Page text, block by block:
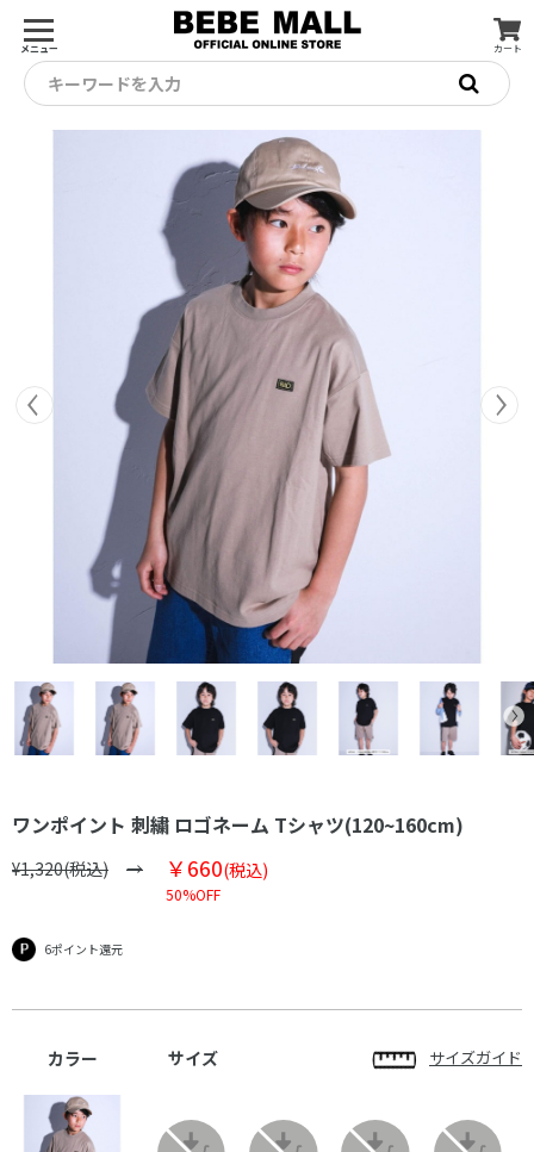
メニュー カート
キーワードを入力
ワンポイント 刺繍 ロゴネーム Tシャツ(120~160cm)
¥1,320(税込) ￥660(税込)
50%OFF
6ポイント還元
カラー サイズ サイズガイド